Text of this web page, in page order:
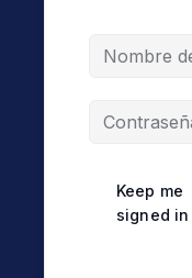
Keep me
signed in